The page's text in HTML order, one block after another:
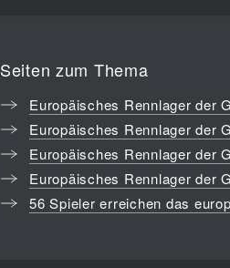
Seiten zum Thema
Europäisches Rennlager der
Europäisches Rennlager der
Europäisches Rennlager der
Europäisches Rennlager der
56 Spieler erreichen das